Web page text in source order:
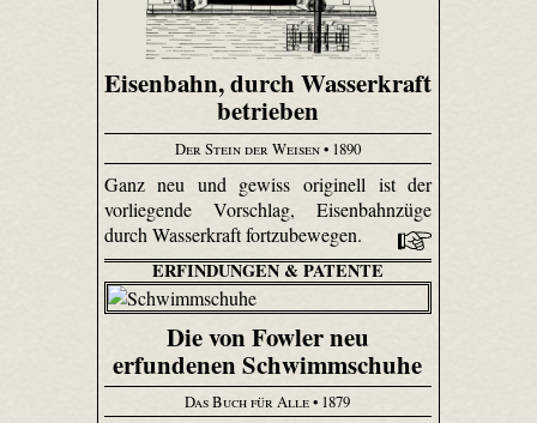
Eisenbahn, durch Wasserkraft
betrieben
Der Stein der Weisen• 1890
Ganz neu und gewiss originell ist der
vorliegende Vorschlag, Eisenbahnzüge
durch Wasserkraft fortzubewegen.
ERFINDUNGEN & PATENTE
Die von Fowler neu
erfundenen Schwimmschuhe
Das Buch für Alle• 1879